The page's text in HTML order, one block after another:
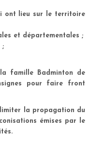
ont lieu sur le territoire
et départementales ;
;
famille Badminton de
pour faire front
la propagation du
émises par le